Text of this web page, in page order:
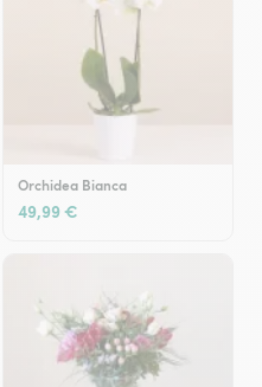
Orchidea Bianca
49,99 €